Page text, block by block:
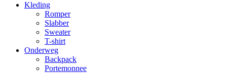
Kleding
Romper
Slabber
Sweater
T-shirt
Onderweg
Backpack
Portemonnee